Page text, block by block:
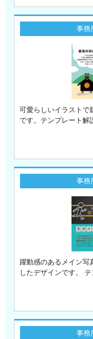
事務
可愛らしいイラストで
です。テンプレート解
事務
躍動感のあるメイン写
したデザインです。
事務